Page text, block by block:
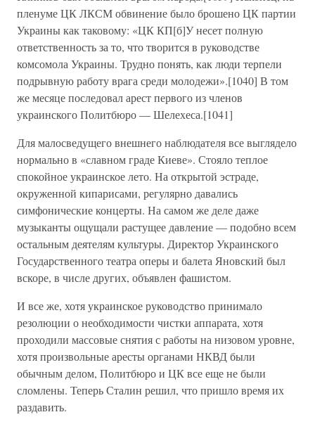
пленуме ЦК ЛКСМ обвинение было брошено ЦК партии
Украины как таковому: «ЦК КП[б]У несет полную
ответственность за то, что творится в руководстве
комсомола Украины. Трудно понять, как люди терпели
подрывную работу врага среди молодежи».[1040] В том
же месяце последовал арест первого из членов
украинского Политбюро — Шелехеса.[1041]
Для малосведущего внешнего наблюдателя все выглядело
нормально в «славном граде Киеве». Стояло теплое
спокойное украинское лето. На открытой эстраде,
окруженной кипарисами, регулярно давались
симфонические концерты. На самом же деле даже
музыканты ощущали растущее давление — подобно всем
остальным деятелям культуры. Директор Украинского
Государственного театра оперы и балета Яновский был
вскоре, в числе других, объявлен фашистом.
И все же, хотя украинское руководство принимало
резолюции о необходимости чистки аппарата, хотя
проходили массовые снятия с работы на низовом уровне,
хотя произвольные аресты органами НКВД были
обычным делом, Политбюро и ЦК все еще не были
сломлены. Теперь Сталин решил, что пришло время их
раздавить.